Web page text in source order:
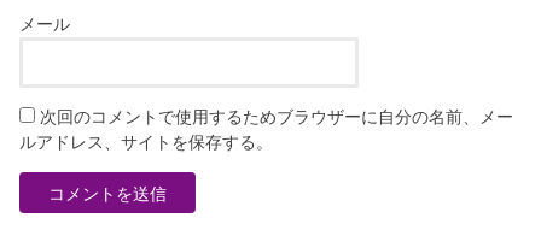
メール
次回のコメントで使用するためブラウザーに自分の名前、メー
ルアドレス、サイトを保存する。